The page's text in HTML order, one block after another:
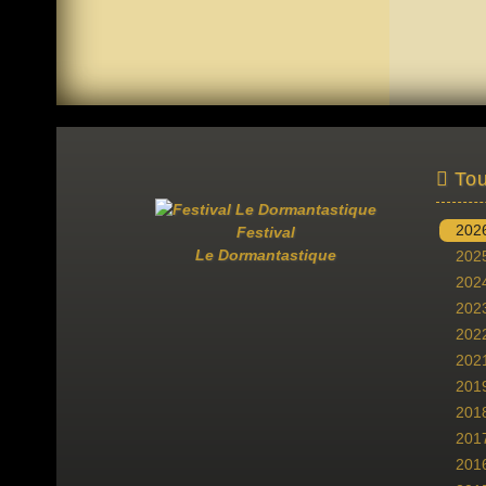
Festival
Le Dormantastique